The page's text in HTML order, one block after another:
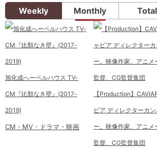
Weekly Monthly Total
旭化成へーベルハウス TV-
CM『比類なき壁』(2017-
2019)
CM・MV・ドラマ・映画
【Production】
ビア ディレクターカ
ー。映像作家、アニメ
監督、CG監督集団